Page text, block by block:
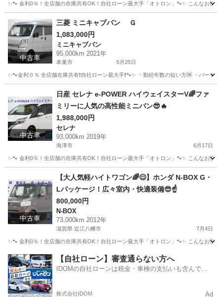
✨🐾 金利0％！全店舗の在庫共有OK！自社ローン最大手「オトロン」🐾✨ こんなお
岐阜 羽島市 セレナ
中古車
三菱 ミニキャブバン Ｇ
1,083,000円
ミニキャブバン
95,000km 2021年
本巣市 5月25日
✨🐾金利０％ 全店舗在庫共有❗️自社ローン最大手❗️🐾✨ ・勤続年数の短い方🆗 ・パー
ミニキャブバン
中古車
日産 セレナ e-POWER ハイウェイスターV🌈ファ
ミリーに人気の高性能ミニバン😎🔥
1,988,000円
セレナ
93,000km 2019年
海津市 6月17日
✨🐾 金利0％！全店舗の在庫共有OK！自社ローン最大手「オトロン」🐾✨ こんなお
セレナ
中古車
【大人気軽ハイトワゴン🌈😊】ホンダ N-BOX G・
Lパッケージ！広々室内・快適装備😎☝️
800,000円
N-BOX
73,000km 2012年
滋賀県 近江八幡市 7月4日
✨🐾 金利0％！全店舗の在庫共有OK！自社ローン最大手「オトロン」🐾✨ こんなお
滋賀 近江八幡市 N-BOX
【自社ローン】審査通らない方へ
IDOMの自社ローンは税金・車検の支払いも含んでい
株式会社IDOM Ad